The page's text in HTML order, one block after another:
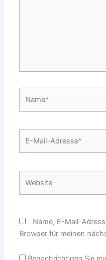
Name, E-Mail-
Browser für meinen